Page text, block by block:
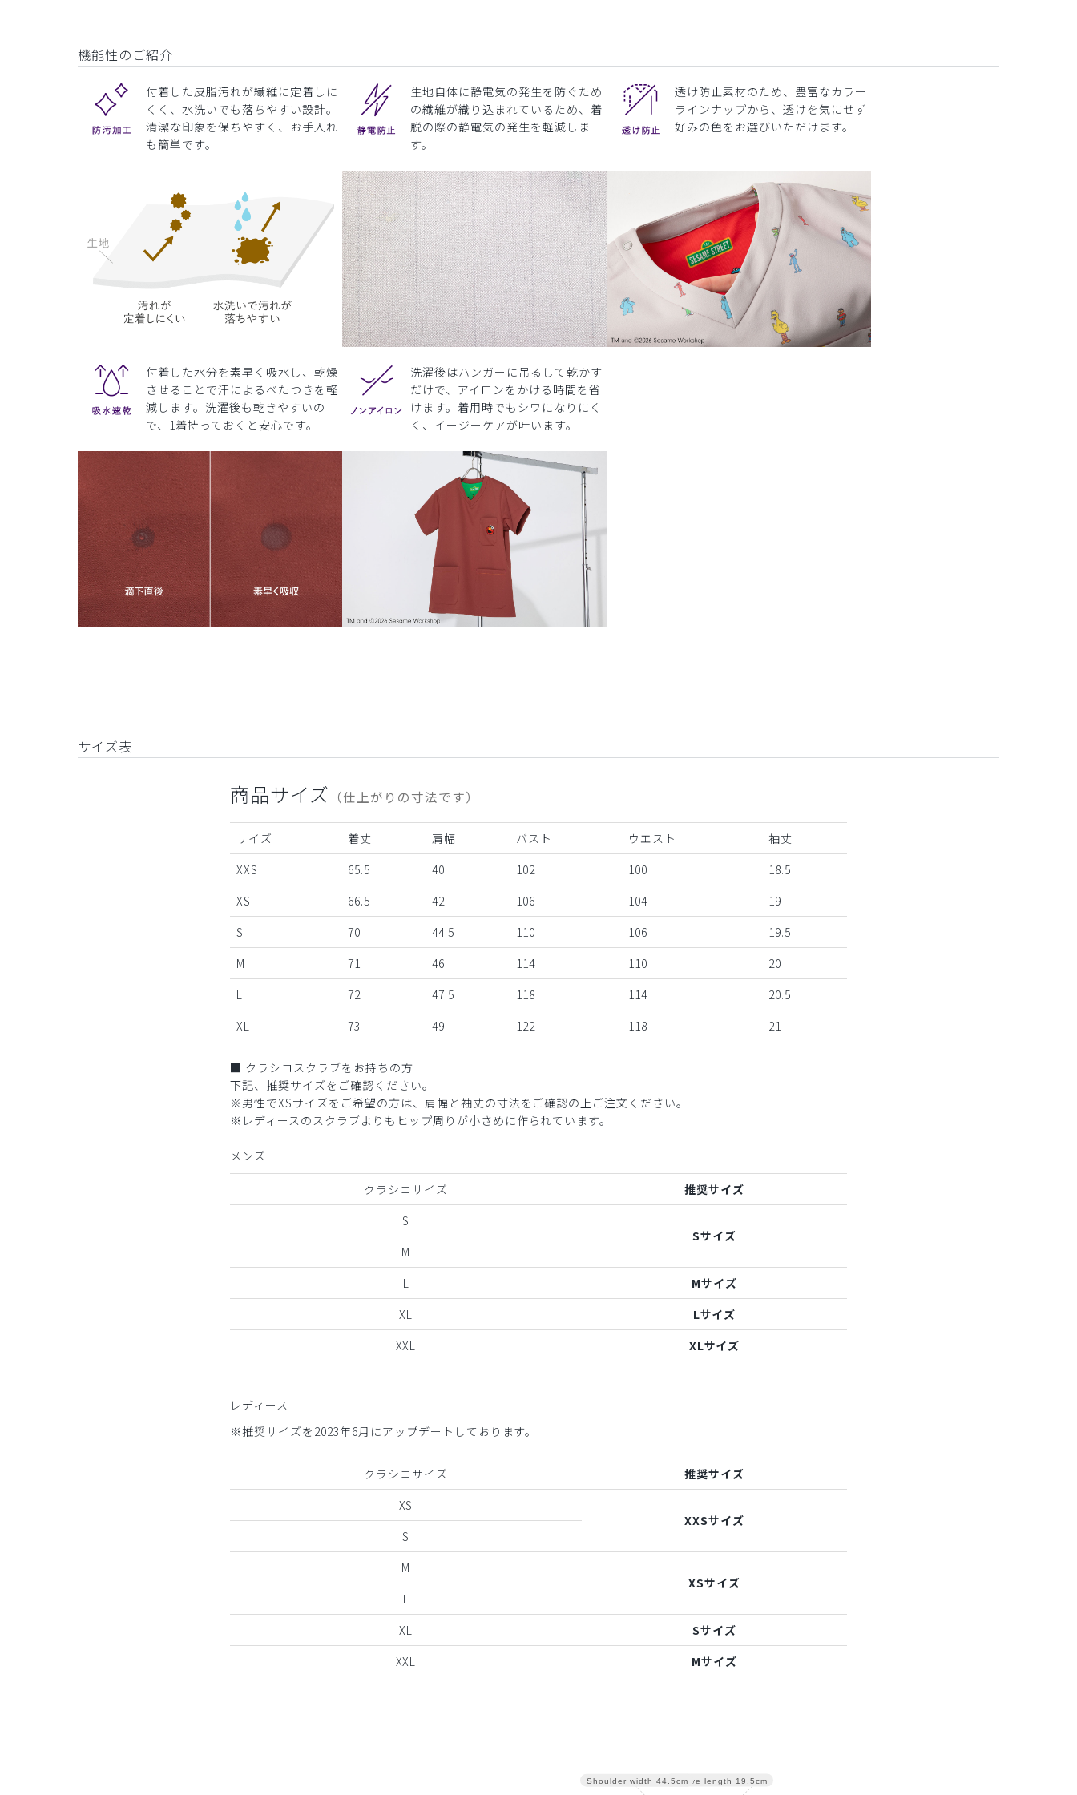
機能性のご紹介
付着した皮脂汚れが繊維に定着しに
くく、水洗いでも落ちやすい設計。
清潔な印象を保ちやすく、お手入れ
も簡単です。
生地自体に静電気の発生を防ぐため
の繊維が織り込まれているため、着
脱の際の静電気の発生を軽減しま
す。
透け防止素材のため、豊富なカラー
ラインナップから、透けを気にせず
好みの色をお選びいただけます。
付着した水分を素早く吸水し、乾燥
させることで汗によるべたつきを軽
減します。洗濯後も乾きやすいの
で、1着持っておくと安心です。
洗濯後はハンガーに吊るして乾かす
だけで、アイロンをかける時間を省
けます。着用時でもシワになりにく
く、イージーケアが叶います。
サイズ表
商品サイズ （仕上がりの寸法です）
サイズ 着丈 肩幅 バスト ウエスト
袖丈
XXS
65.5 40 102 100
18.5
XS
66.5 42 106 104
19
S
70 44.5 110 106
19.5
M
71 46 114 110
20
L
72 47.5 118 114
20.5
XL
73 49 122 118 21
■ クラシコスクラブをお持ちの方
下記、推奨サイズをご確認ください。
※男性でXSサイズをご希望の方は、肩幅と袖丈の寸法をご確認の上ご注文ください。
※レディースのスクラブよりもヒップ周りが小さめに作られています。
メンズ
クラシコサイズ
推奨サイズ
S
Sサイズ
M
L
Mサイズ
XL
Lサイズ
XXL
XLサイズ
レディース
※推奨サイズを2023年6月にアップデートしております。
クラシコサイズ
推奨サイズ
XS
XXSサイズ
S
M
XSサイズ
L
XL
Sサイズ
XXL
Mサイズ
Sleeve length 19.5cm
Shoulder width 44.5cm